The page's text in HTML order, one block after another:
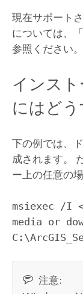
現在サポート
については、「
参照ください。
インス
にはど
下の例では、
成されます。
ー上の任意の
msiexec /I
media or
注意: